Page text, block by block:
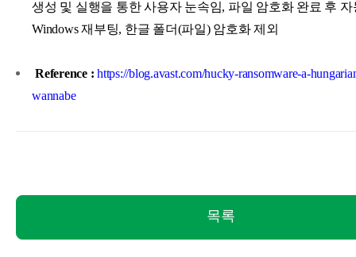
생성 및 실행을 통한 사용자 눈속임, 파일 암호화 완료 후 자
Windows 재부팅, 한글 폴더(파일) 암호화 제외
Reference : https://blog.avast.com/hucky-ransomware-a-
wannabe
목록